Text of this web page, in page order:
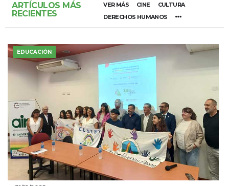
ARTÍCULOS MÁS
RECIENTES
VER MÁS CINE
CULTURA
DERECHOS HUMANOS
EDUCACIÓN